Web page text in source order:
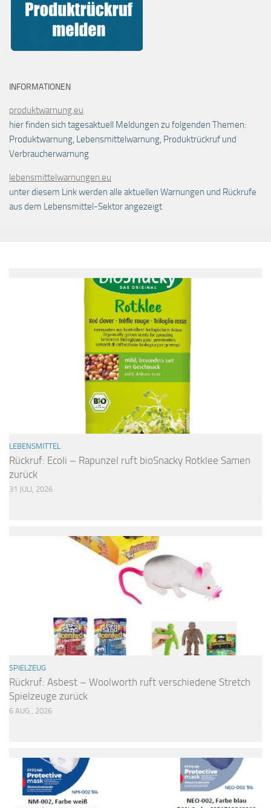
INFORMATIONEN
produktwarnung.eu
hier finden sich tagesaktuell Meldungen zu folgenden Themen:
Produktwarnung, Lebensmittelwarnung, Produktrückruf und
Verbraucherwarnung
lebensmittelwarnungen.eu
unter diesem Link werden alle aktuellen Warnungen und Rückrufe
aus dem Lebensmittel-Sektor angezeigt
LEBENSMITTEL
Rückruf: Ecoli – Rapunzel ruft bioSnacky Rotklee Samen
zurück
31 JULI, 2026
SPIELZEUG
Rückruf: Asbest – Woolworth ruft verschiedene Stretch
Spielzeuge zurück
6 AUG., 2026